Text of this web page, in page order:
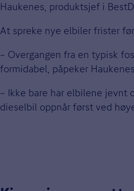
Haukenes, produktsjef i
At spreke nye elbiler frister
– Overgangen fra en typisk
formidabel, påpeker
– Ikke bare har elbilene jevnt
dieselbil oppnår først ved